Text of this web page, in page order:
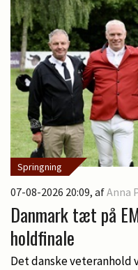
Springning
07-08-2026 20:09, afAnna
Danmark tæt på
holdfinale
Det danske veteranhold